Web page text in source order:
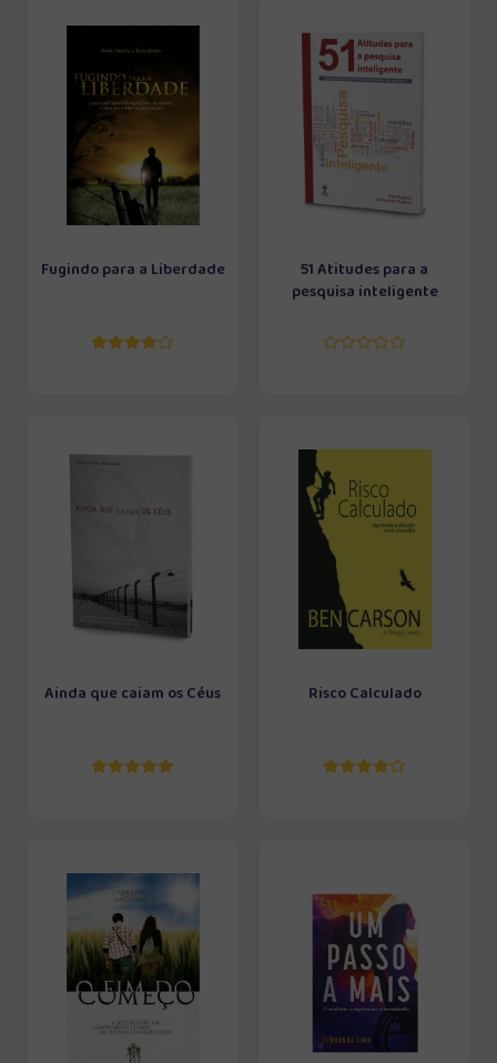
Fugindo para a Liberdade
51 Atitudes para a
pesquisa inteligente
Ainda que caiam os Céus Risco Calculado